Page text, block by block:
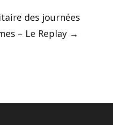
des journées
– Le Replay →